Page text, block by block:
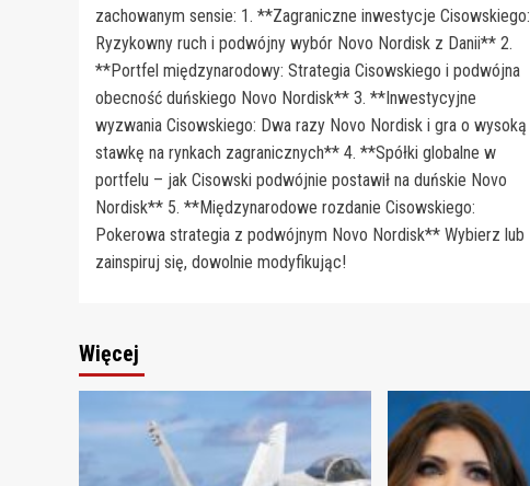
zachowanym sensie: 1. **Zagraniczne inwestycje Cisowskiego:
Ryzykowny ruch i podwójny wybór Novo Nordisk z Danii** 2.
**Portfel międzynarodowy: Strategia Cisowskiego i podwójna
obecność duńskiego Novo Nordisk** 3. **Inwestycyjne
wyzwania Cisowskiego: Dwa razy Novo Nordisk i gra o wysoką
stawkę na rynkach zagranicznych** 4. **Spółki globalne w
portfelu – jak Cisowski podwójnie postawił na duńskie Novo
Nordisk** 5. **Międzynarodowe rozdanie Cisowskiego:
Pokerowa strategia z podwójnym Novo Nordisk** Wybierz lub
zainspiruj się, dowolnie modyfikując!
Więcej